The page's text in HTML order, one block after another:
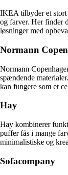
IKEA tilbyder et stort
og farver. Her finder
løsninger med
Normann
Normann
spændende
kan fungere som et
Hay
Hay kombinerer
puffer fås i mange
minimalistiske og
Sofacompany